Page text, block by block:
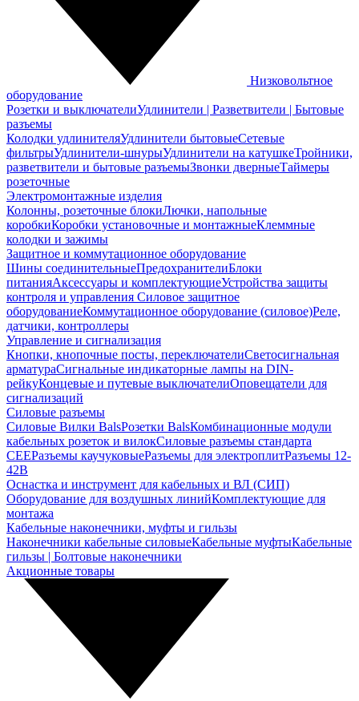
Низковольтное
оборудование
Розетки и выключателиУдлинители | Разветвители | Бытовые
разъемы
Колодки удлинителяУдлинители бытовыеСетевые
фильтрыУдлинители-шнурыУдлинители на катушкеТройники,
разветвители и бытовые разъемыЗвонки дверныеТаймеры
розеточные
Электромонтажные изделия
Колонны, розеточные блокиЛючки, напольные
коробкиКоробки установочные и монтажныеКлеммные
колодки и зажимы
Защитное и коммутационное оборудование
Шины соединительныеПредохранителиБлоки
питанияАксессуары и комплектующиеУстройства защиты
контроля и управления Силовое защитное
оборудованиеКоммутационное оборудование (силовое)Реле,
датчики, контроллеры
Управление и сигнализация
Кнопки, кнопочные посты, переключателиСветосигнальная
арматураСигнальные индикаторные лампы на DIN-
рейкуКонцевые и путевые выключателиОповещатели для
сигнализаций
Силовые разъемы
Силовые Вилки BalsРозетки BalsКомбинационные модули
кабельных розеток и вилокСиловые разъемы стандарта
CEEРазъемы каучуковыеРазъемы для электроплитРазъемы 12-
42В
Оснастка и инструмент для кабельных и ВЛ (СИП)
Оборудование для воздушных линийКомплектующие для
монтажа
Кабельные наконечники, муфты и гильзы
Наконечники кабельные силовыеКабельные муфтыКабельные
гильзы | Болтовые наконечники
Акционные товары